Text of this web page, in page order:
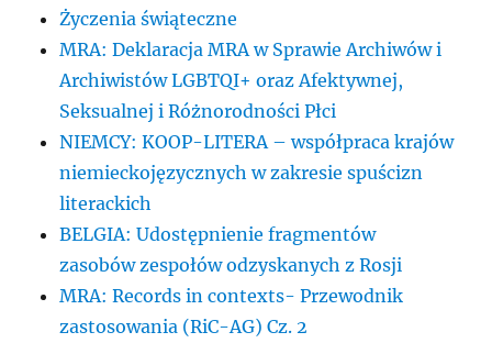
Życzenia świąteczne
MRA: Deklaracja MRA w Sprawie Archiwów i
Archiwistów LGBTQI+ oraz Afektywnej,
Seksualnej i Różnorodności Płci
NIEMCY: KOOP-LITERA – współpraca krajów
niemieckojęzycznych w zakresie spuścizn
literackich
BELGIA: Udostępnienie fragmentów
zasobów zespołów odzyskanych z Rosji
MRA: Records in contexts- Przewodnik
zastosowania (RiC-AG) Cz. 2